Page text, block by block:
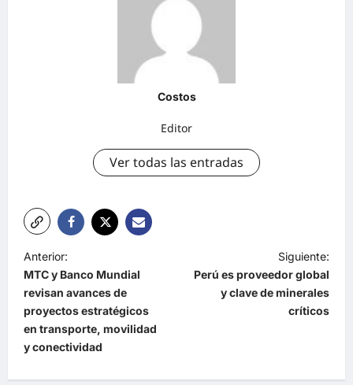
Costos
Editor
Ver todas las entradas
Anterior:
MTC y Banco Mundial
revisan avances de
proyectos estratégicos
en transporte, movilidad
y conectividad
Siguiente:
Perú es proveedor global
y clave de minerales
críticos